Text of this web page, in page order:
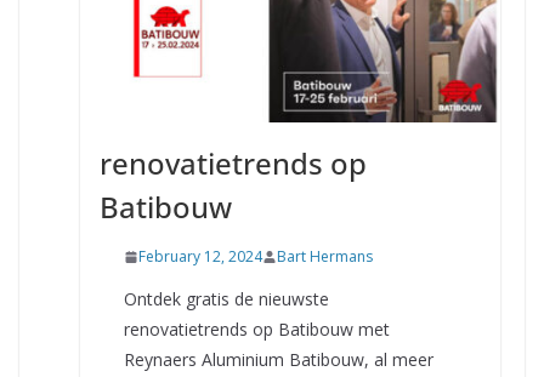
renovatietrends op
Batibouw
February 12, 2024 Bart Hermans
Ontdek gratis de nieuwste
renovatietrends op Batibouw met
Reynaers Aluminium Batibouw, al meer